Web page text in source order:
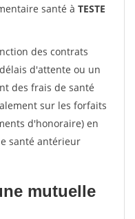
santé à TESTE
des contrats
d'attente ou un
des frais de santé
sur les forfaits
d'honoraire) en
santé antérieur
mutuelle